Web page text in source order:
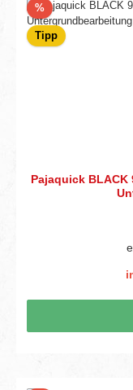
%Rabatt
Tipp
Pajaquick